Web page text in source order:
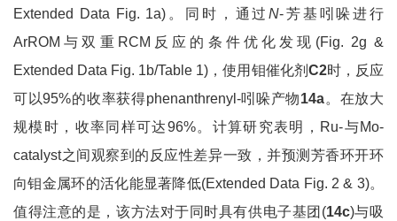
Extended Data Fig. 1a)。同时，通过N-芳基吲哚进行
ArROM与双重RCM反应的条件优化发现(Fig. 2g &
Extended Data Fig. 1b/Table 1)，使用钼催化剂 C2时，反应
可以95%的收率获得phenanthrenyl-吲哚产物14a。在放大
规模时，收率同样可达96%。计算研究表明，Ru-与Mo-
catalyst之间观察到的反应性差异一致，并预测芳香环开环
向钼金属环的活化能显著降低(Extended Data Fig. 2 & 3)。
值得注意的是，该方法对于同时具有供电子基团(14c)与吸